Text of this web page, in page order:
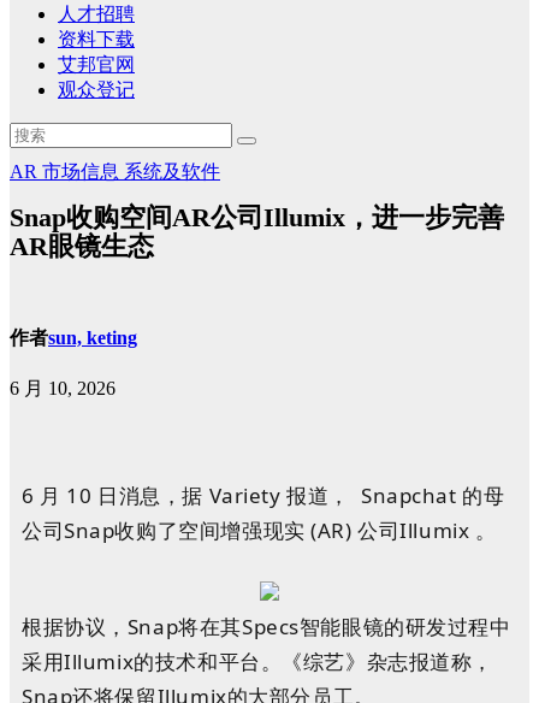
人才招聘
资料下载
艾邦官网
观众登记
AR 市场信息 系统及软件
Snap收购空间AR公司Illumix，进一步完善
AR眼镜生态
作者sun, keting
6 月 10, 2026
6 月 10 日消息，据 Variety 报道， Snapchat 的母
公司Snap收购了空间增强现实 (AR) 公司Illumix 。
根据协议，Snap将在其Specs智能眼镜的研发过程中
采用Illumix的技术和平台。《综艺》杂志报道称，
Snap还将保留Illumix的大部分员工。